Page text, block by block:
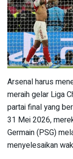
Arsenal harus
meraih gelar Liga
partai final yang
31 Mei 2026,
Germain (PSG)
menyelesaikan